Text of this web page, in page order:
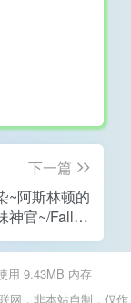
下一篇
~阿斯林顿的
神官~/Fallen
My Sister's
Bloodline
用 9.43MB 内存
网，非本站自制，仅作